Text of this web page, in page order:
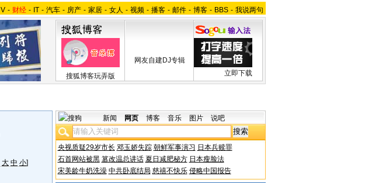
V - 财经 - IT - 汽车 - 房产 - 家居 - 女人 - 视频 - 播客 - 邮件 - 博客 - BBS - 我说两句
搜狐博客玩弄版
网友自建DJ专辑
立即下载
大 中 小]
新闻 网页 博客 音乐 图片 说吧
央视质疑29岁市长 邓玉娇失踪 朝鲜军事演习 日本兵赎罪
石首网站被黑 篡改温总讲话 夏日减肥秘方 日本瘦脸法
宋美龄牛奶洗澡 中共卧底结局 慈禧不快乐 侵略中国报告